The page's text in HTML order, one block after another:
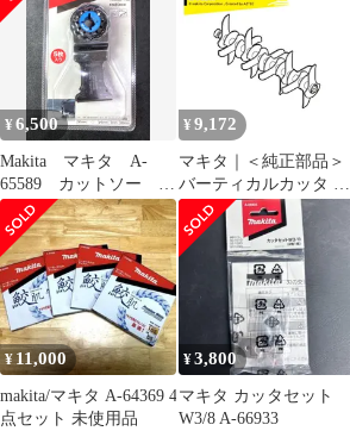
¥6,500
Makita マキタ A-
65589 カットソー
TMA061HM
¥ 9,172
マキタ｜＜純正部品＞
バーティカルカッタ A-
76249
¥ 11,000
makita/マキタ A-64369 4
点セット 未使用品
¥3,800
マキタ カッタセット
W3/8 A-66933